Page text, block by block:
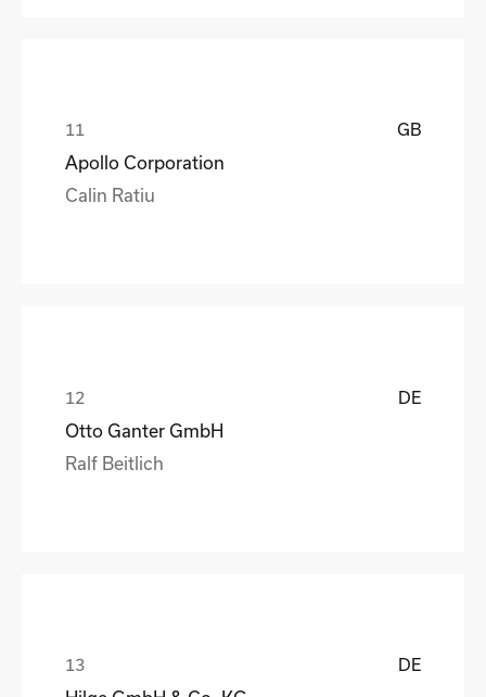
GB
Apollo Corporation
Calin Ratiu
DE
Otto Ganter GmbH
Ralf Beitlich
DE